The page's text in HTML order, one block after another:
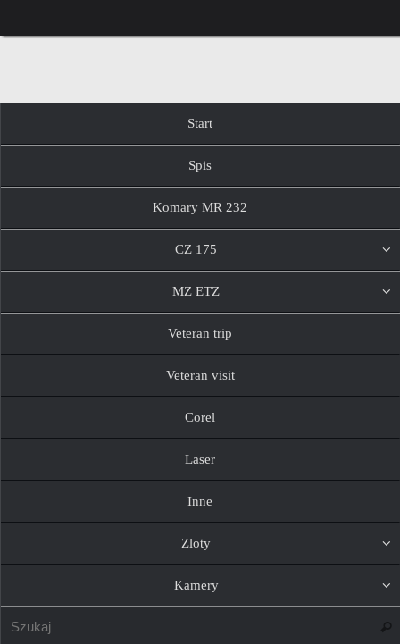
do
treści
Start
Spis
Komary MR 232
CZ 175
MZ ETZ
Veteran trip
Veteran visit
Corel
Laser
Inne
Zloty
Kamery